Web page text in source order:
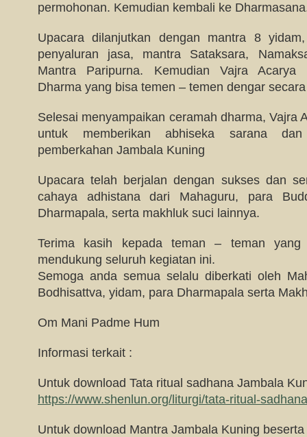
permohonan. Kemudian kembali ke
Upacara dilanjutkan dengan mantra 8
penyaluran jasa, mantra Sataksara,
Mantra Paripurna. Kemudian Vajra Acarya
Dharma yang bisa temen – temen dengar
Selesai menyampaikan ceramah dharma, Vajra
untuk memberikan abhiseka sarana dan
pemberkahan Jambala Kuning
Upacara telah berjalan dengan sukses dan
cahaya adhistana dari Mahaguru, para
Dharmapala, serta makhluk suci lainnya.
Terima kasih kepada teman – teman yang
mendukung seluruh kegiatan ini.
Semoga anda semua selalu diberkati oleh
Bodhisattva, yidam, para Dharmapala serta
Om Mani Padme Hum
Informasi terkait :
Untuk download Tata ritual sadhana Jambala
https://www.shenlun.org/liturgi/tata-ritual-
Untuk download Mantra Jambala Kuning